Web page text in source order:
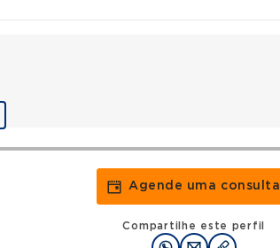
Agende uma consulta
Compartilhe este perfil